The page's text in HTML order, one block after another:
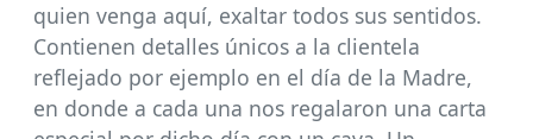
quien venga aquí, exaltar todos sus sentidos.
Contienen detalles únicos a la clientela
reflejado por ejemplo en el día de la Madre,
en donde a cada una nos regalaron una carta